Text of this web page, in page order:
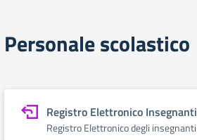
Personale scolastico
Registro Elettronico Insegnanti
Registro Elettronico degli insegnanti